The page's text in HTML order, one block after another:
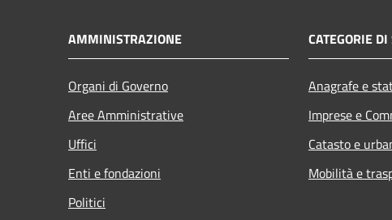
AMMINISTRAZIONE
Organi di Governo
Aree Amministrative
Uffici
Enti e fondazioni
Politici
CATEGORIE
Anagrafe e
Imprese e
Catasto e
Mobilità e